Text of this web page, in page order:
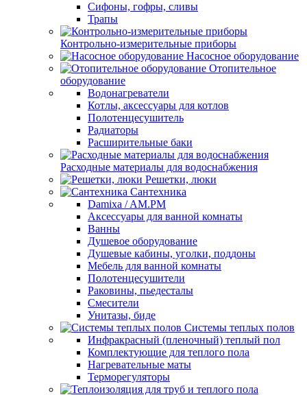
Сифоны, гофры, сливы
Трапы
Контрольно-измерительные приборы
Насосное оборудование
Отопительное
оборудование
Водонагреватели
Котлы, аксессуары для котлов
Полотенцесушитель
Радиаторы
Расширительные баки
Расходные материалы для водоснабжения
Решетки, люки
Сантехника
Damixa / AM.PM
Аксессуары для ванной комнаты
Ванны
Душевое оборудование
Душевые кабины, уголки, поддоны
Мебель для ванной комнаты
Полотенцесушители
Раковины, пьедесталы
Смесители
Унитазы, биде
Системы теплых полов
Инфракрасный (пленочный) теплый пол
Комплектующие для теплого пола
Нагревательные маты
Терморегуляторы